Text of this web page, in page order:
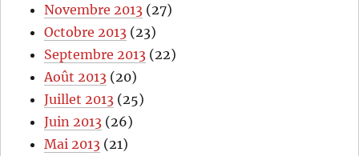
Novembre 2013 (27)
Octobre 2013 (23)
Septembre 2013 (22)
Août 2013 (20)
Juillet 2013 (25)
Juin 2013 (26)
Mai 2013 (21)